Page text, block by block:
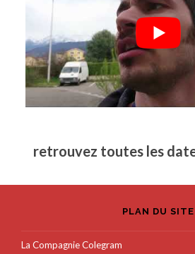
retrouvez toutes les
PLAN DU SITE
La Compagnie Colegram